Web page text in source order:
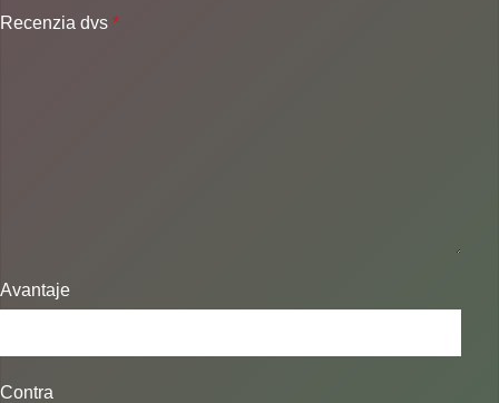
Recenzia dvs*
Avantaje
Contra